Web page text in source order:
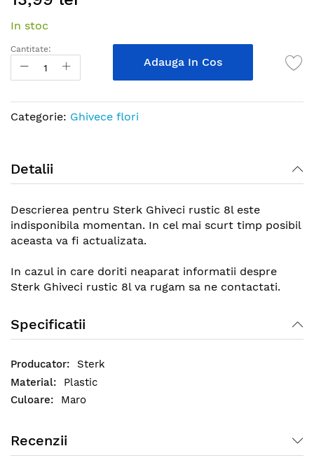
beginning
of
images
In stoc
Cantitate:
Adauga In Cos
Categorie: Ghivece flori
Detalii
Descrierea pentru Sterk Ghiveci rustic 8l este
indisponibila momentan. In cel mai scurt timp posibil
aceasta va fi actualizata.
In cazul in care doriti neaparat informatii despre
Sterk Ghiveci rustic 8l va rugam sa ne contactati.
Specificatii
Sterk
Plastic
Maro
Recenzii